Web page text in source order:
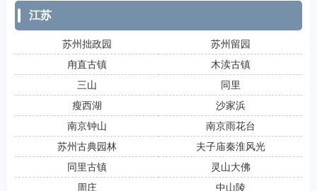
江苏
苏州拙政园
苏州留园
甪直古镇
木渎古镇
三山
同里
瘦西湖
沙家浜
南京钟山
南京雨花台
苏州古典园林
夫子庙秦淮风光
同里古镇
灵山大佛
周庄
中山陵